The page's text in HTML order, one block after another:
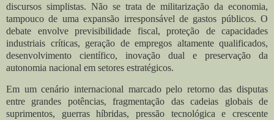
discursos simplistas. Não se trata de militarização da economia,
tampouco de uma expansão irresponsável de gastos públicos. O
debate envolve previsibilidade fiscal, proteção de capacidades
industriais críticas, geração de empregos altamente qualificados,
desenvolvimento científico, inovação dual e preservação da
autonomia nacional em setores estratégicos.
Em um cenário internacional marcado pelo retorno das disputas
entre grandes potências, fragmentação das cadeias globais de
suprimentos, guerras híbridas, pressão tecnológica e crescente